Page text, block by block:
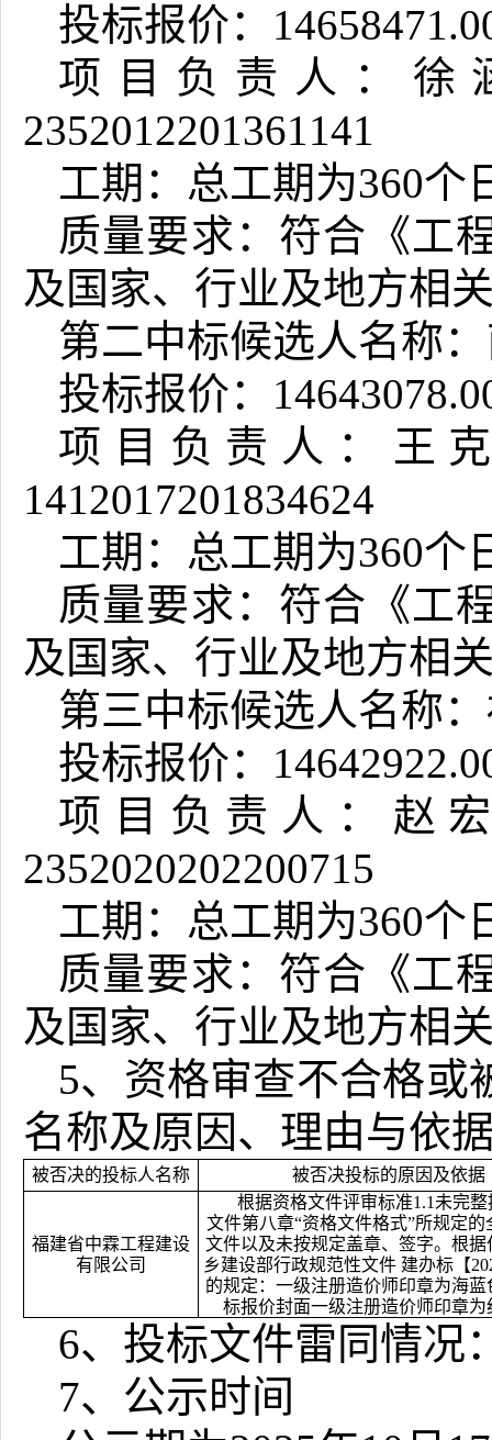
投标报价：
项目负责人：徐
2352012201361141
工期：总工期为360个
质量要求：符合《工
及国家、行业及地方相
第二中标候选人名称
投标报价：
项目负责人：王
1412017201834624
工期：总工期为360个
质量要求：符合《工
及国家、行业及地方相
第三中标候选人名称
投标报价：
项目负责人：赵
2352020202200715
工期：总工期为360个
质量要求：符合《工
及国家、行业及地方相
5、资格审查不合格或
名称及原因、理由与依
被否决的投标人名称 被否决投标的原因及依据
福建省中霖工程建设
有限公司
根据资格文件评审标准1.1未完
文件第八章“资格文件格式”所规定的
文件以及未按规定盖章、签字。根据
乡建设部行政规范性文件 建办标【
的规定：一级注册造价师印章为海蓝
标报价封面一级注册造价师印章为
6、投标文件雷同情况
7、公示时间